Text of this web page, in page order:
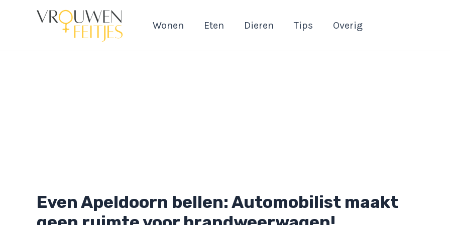
Wonen Eten Dieren Tips Overig
Even Apeldoorn bellen: Automobilist maakt